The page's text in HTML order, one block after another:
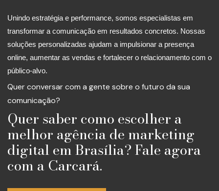
Unindo estratégia e performance, somos especialistas em
transformar a comunicação em resultados concretos. Nossas
soluções personalizadas ajudam a impulsionar a presença
online, aumentar as vendas e fortalecer o relacionamento com o
público-alvo.
Quer conversar com a gente sobre o futuro da sua
comunicação?
Quer saber como escolher a
melhor agência de marketing
digital em Brasília? Fale agora
com a Carcará.